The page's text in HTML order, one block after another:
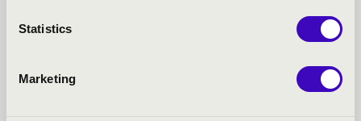
Statistics
Marketing
ANYANYELVE